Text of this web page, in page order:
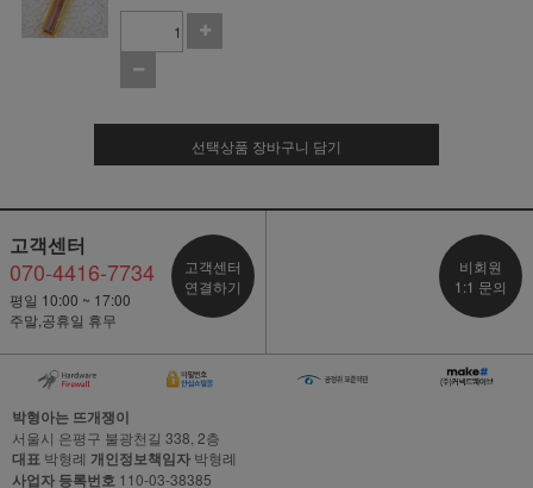
선택상품 장바구니 담기
고객센터
070-4416-7734
평일 10:00 ~ 17:00
주말,공휴일 휴무
고객센터
연결하기
비회원
1:1 문의
박형아는 뜨개쟁이
서울시 은평구 불광천길 338, 2층
대표 박형례 개인정보책임자 박형례
사업자 등록번호 110-03-38385